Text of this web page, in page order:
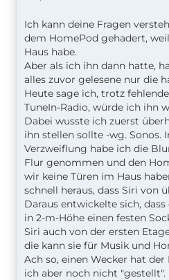
Ich kann deine Fragen
dem HomePod gehadert,
Haus habe.
Aber als ich ihn dann hatte,
alles zuvor gelesene nur die
Heute sage ich, trotz
TuneIn-Radio, würde ich ihn
Dabei wusste ich zuerst
ihn stellen sollte -wg. Sonos.
Verzweiflung habe ich die
Flur genommen und den
wir keine Türen im Haus
schnell heraus, dass Siri von
Daraus entwickelte sich,
in 2-m-Höhe einen festen
Siri auch von der ersten
die kann sie für Musik und
Ach so, einen Wecker hat
ich aber noch nicht "gestellt".